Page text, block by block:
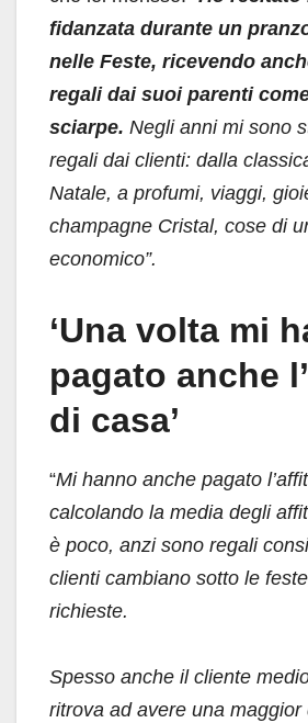
fidanzata durante un
nelle Feste, ricevendo
regali dai suoi parenti
sciarpe. Negli anni mi sono
regali dai clienti: dalla
Natale, a profumi, viaggi,
champagne Cristal, cose di
economico”.
‘Una volta mi
pagato anche
di casa’
“Mi hanno anche pagato
calcolando la media degli
è poco, anzi sono regali
clienti cambiano sotto le
richieste.
Spesso anche il cliente
ritrova ad avere una maggior